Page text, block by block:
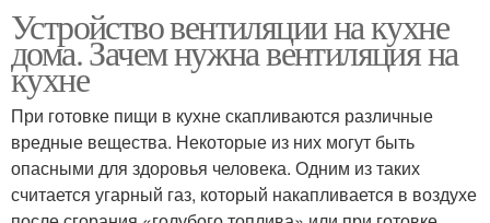
Устройство вентиляции на кухне
дома. Зачем нужна вентиляция на
кухне
При готовке пищи в кухне скапливаются различные
вредные вещества. Некоторые из них могут быть
опасными для здоровья человека. Одним из таких
считается угарный газ, который накапливается в воздухе